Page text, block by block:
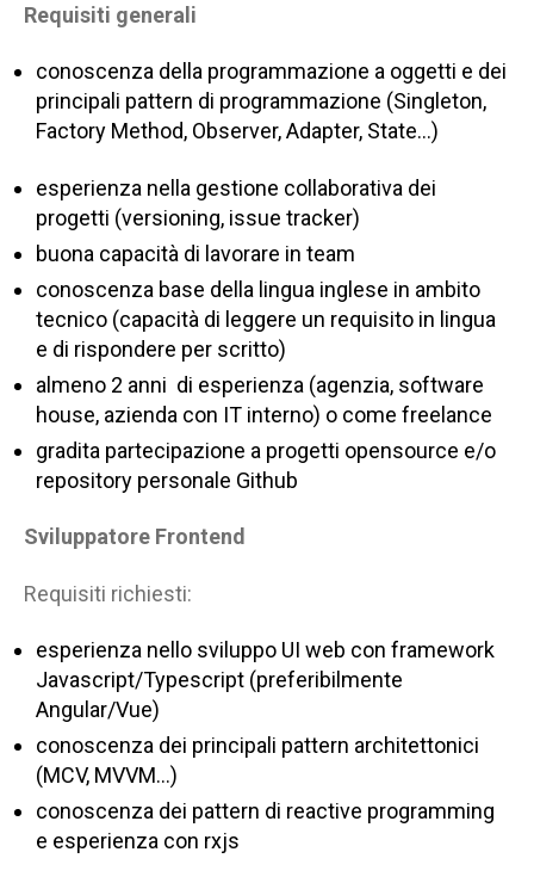
Requisiti generali
conoscenza della programmazione a oggetti e dei
principali pattern di programmazione (Singleton,
Factory Method, Observer, Adapter, State…)
esperienza nella gestione collaborativa dei
progetti (versioning, issue tracker)
buona capacità di lavorare in team
conoscenza base della lingua inglese in ambito
tecnico (capacità di leggere un requisito in lingua
e di rispondere per scritto)
almeno 2 anni di esperienza (agenzia, software
house, azienda con IT interno) o come freelance
gradita partecipazione a progetti opensource e/o
repository personale Github
Sviluppatore Frontend
Requisiti richiesti:
esperienza nello sviluppo UI web con framework
Javascript/Typescript (preferibilmente
Angular/Vue)
conoscenza dei principali pattern architettonici
(MCV, MVVM…)
conoscenza dei pattern di reactive programming
e esperienza con rxjs